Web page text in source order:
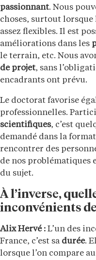
passionnant. Nous
choses, surtout lorsque
assez flexibles. Il est
améliorations dans les
le terrain, etc. Nous
de projet, sans
encadrants ont prévu.
Le doctorat favorise
professionnelles.
scientifiques, c’est
demandé dans la
rencontrer des
de nos problématiques
du sujet.
À l’inverse,
inconvénients de
Alix Hervé : L’un des
France, c’est sa durée.
lorsque l’on compare au